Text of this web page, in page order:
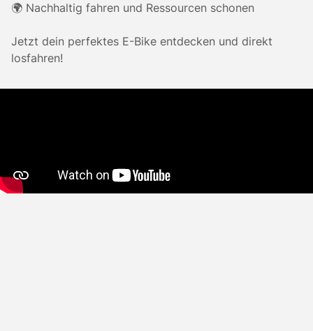
🌍 Nachhaltig fahren und Ressourcen schonen
Jetzt dein perfektes E-Bike entdecken und direkt
losfahren!